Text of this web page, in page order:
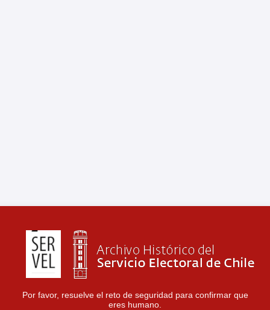
Por favor, resuelve el reto de seguridad para confirmar que
eres humano.